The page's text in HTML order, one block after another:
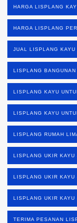
HARGA LISPLANG
HARGA LISPLANG
JUAL LISPLANG KAYU
LISPLANG BANGUNAN
LISPLANG KAYU
LISPLANG KAYU
LISPLANG RUMAH
LISPLANG UKIR KAYU
LISPLANG UKIR KAYU
LISPLANG UKIR KAYU
TERIMA PESANAN